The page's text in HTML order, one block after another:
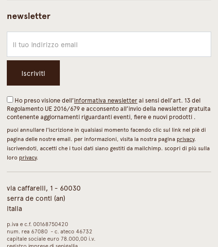
newsletter
Ho preso visione dell’informativa newsletter ai sensi dell’art. 13 del
Regolamento UE 2016/679 e acconsento all’invio della newsletter gratuita
contenente aggiornamenti riguardanti eventi, fiere e nuovi prodotti .
puoi annullare l'iscrizione in qualsiasi momento facendo clic sul link nel piè di
pagina delle nostre email. per informazioni, visita la nostra pagina privacy.
iscrivendoti, accetti che i tuoi dati siano gestiti da mailchimp. scopri di più sulla
loro privacy.
via caffarelli, 1 - 60030
serra de conti (an)
italia
p.iva e c.f. 00168750420
num. rea 67080 - c. ateco 46732
capitale sociale euro 78.000,00 i.v.